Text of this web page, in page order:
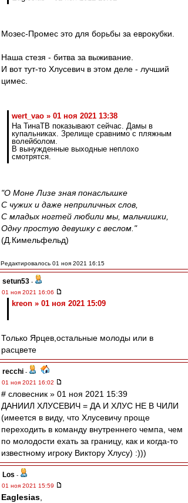
Мозес-Промес это для борьбы за еврокубки.
Наша стезя - битва за выживание.
И вот тут-то Хлусевич в этом деле - лучший
цимес.
wert_vao » 01 ноя 2021 13:38
На ТинаТВ показывают сейчас. Дамы в
купальниках. Зрелище сравнимо с пляжным
волейболом.
В вынужденные выходные неплохо
смотрятся.
"О Моне Лизе зная понаслышке
С чужих и даже неприличных слов,
С младых ногтей любили мы, мальчишки,
Одну простую девушку с веслом."
(Д.Кимельфельд)
Редактировалось 01 ноя 2021 16:15
setun53 -
01 ноя 2021 16:06
kreon » 01 ноя 2021 15:09
Только Ярцев,остальные молоды или в
расцвете
recchi -
01 ноя 2021 16:02
# словесник » 01 ноя 2021 15:39
ДАНИИЛ ХЛУСЕВИЧ = ДА И ХЛУС НЕ В ЧИЛИ
(имеется в виду, что Хлусевичу проще
переходить в команду внутреннего чемпа, чем
по молодости ехать за границу, как и когда-то
известному игроку Виктору Хлусу) :)))
Los -
01 ноя 2021 15:59
Eaglesias